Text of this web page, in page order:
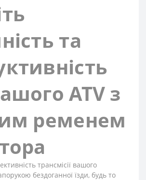
та
ATV з
ременем
трансмісії вашого
бездоганної їзди, будь то